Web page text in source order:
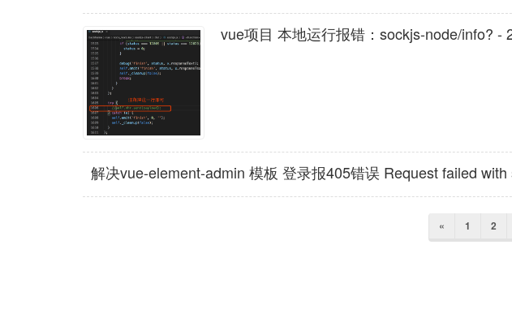
vue项目 本地运行报错：sockjs-node/info? -
解决vue-element-admin 模板 登录报405错误 Request failed
« 1 2